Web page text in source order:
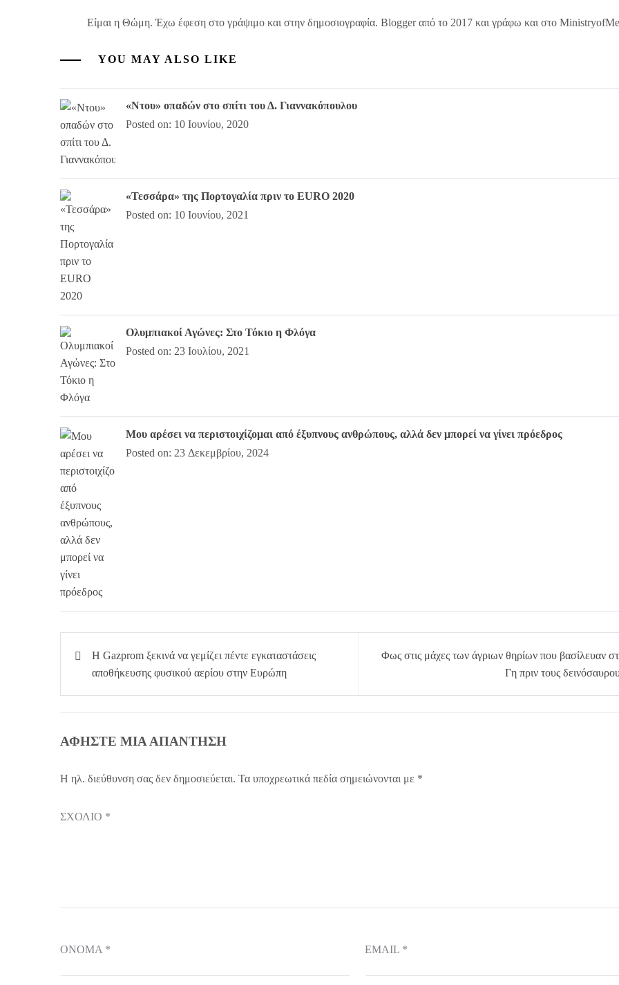
Είμαι η Θώμη. Έχω έφεση στο γράψιμο και στην δημοσιογραφία. Blogger από το 2017 και γράφω και στο
YOU MAY ALSO LIKE
«Ντου» οπαδών στο σπίτι του Δ. Γιαννακόπουλου
Posted on: 10 Ιουνίου, 2020
«Τεσσάρα» της Πορτογαλία πριν το EURO 2020
Posted on: 10 Ιουνίου, 2021
Ολυμπιακοί Αγώνες: Στο Τόκιο η Φλόγα
Posted on: 23 Ιουλίου, 2021
Μου αρέσει να περιστοιχίζομαι από έξυπνους ανθρώπους, αλλά δεν μπορεί να γίνει πρόεδρος
Posted on: 23 Δεκεμβρίου, 2024
Πλοήγηση
άρθρων
Η Gazprom ξεκινά να γεμίζει πέντε εγκαταστάσεις
αποθήκευσης φυσικού αερίου στην Ευρώπη
Φως στις μάχες των άγριων θηρίων που βασίλευαν
Γη πριν τους
ΑΦΉΣΤΕ ΜΙΑ ΑΠΆΝΤΗΣΗ
Η ηλ. διεύθυνση σας δεν δημοσιεύεται. Τα υποχρεωτικά πεδία σημειώνονται με *
ΣΧΌΛΙΟ *
ΌΝΟΜΑ * EMAIL *